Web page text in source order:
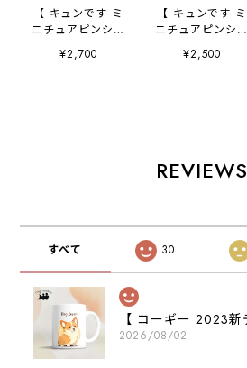
【 キュンです ミ
ニチュアピンシャ
ー 】 スマホケー
ス クリアソフト
¥2,700
【 キュンです ミ
ニチュアピンシャ
ー 】 キャニスタ
ー 保存容器 お
¥2,500
REVIEWS
すべて 30
2026/08/02